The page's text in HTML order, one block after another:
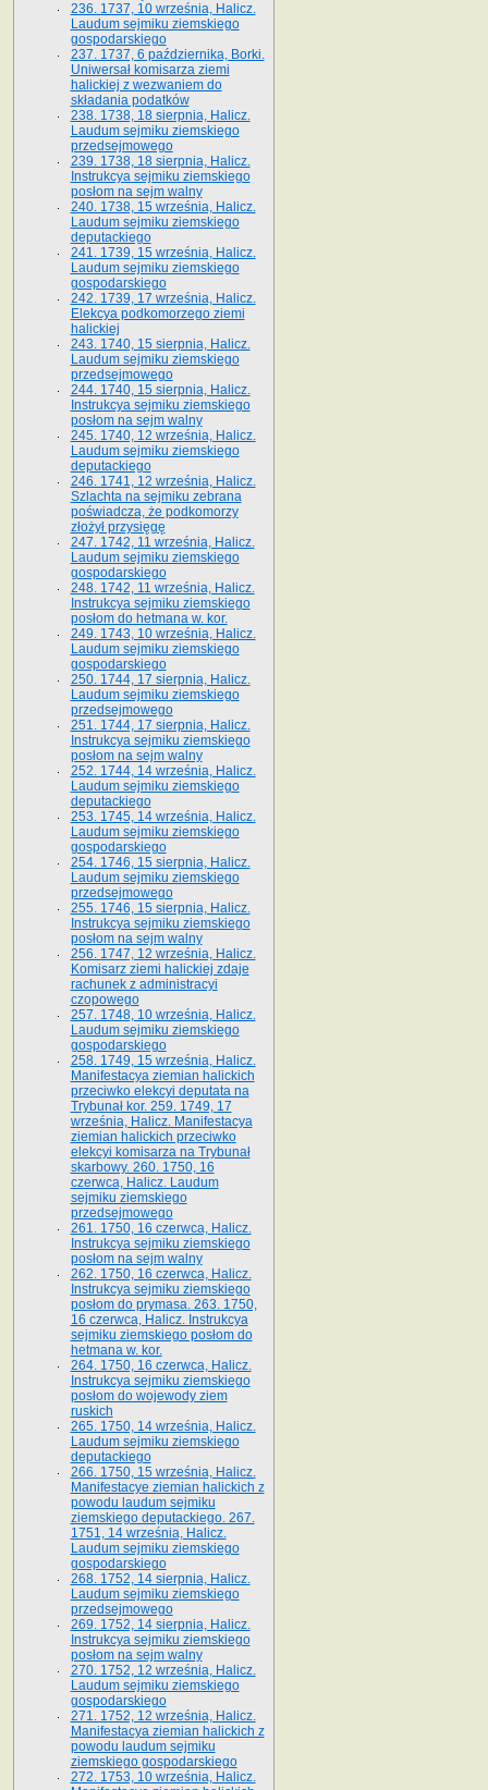
236. 1737, 10 września, Halicz.
Laudum sejmiku ziemskiego
gospodarskiego
237. 1737, 6 października, Borki.
Uniwersał komisarza ziemi
halickiej z wezwaniem do
składania podatków
238. 1738, 18 sierpnia, Halicz.
Laudum sejmiku ziemskiego
przedsejmowego
239. 1738, 18 sierpnia, Halicz.
Instrukcya sejmiku ziemskiego
posłom na sejm walny
240. 1738, 15 września, Halicz.
Laudum sejmiku ziemskiego
deputackiego
241. 1739, 15 września, Halicz.
Laudum sejmiku ziemskiego
gospodarskiego
242. 1739, 17 września, Halicz.
Elekcya podkomorzego ziemi
halickiej
243. 1740, 15 sierpnia, Halicz.
Laudum sejmiku ziemskiego
przedsejmowego
244. 1740, 15 sierpnia, Halicz.
Instrukcya sejmiku ziemskiego
posłom na sejm walny
245. 1740, 12 września, Halicz.
Laudum sejmiku ziemskiego
deputackiego
246. 1741, 12 września, Halicz.
Szlachta na sejmiku zebrana
poświadcza, że podkomorzy
złożył przysięgę
247. 1742, 11 września, Halicz.
Laudum sejmiku ziemskiego
gospodarskiego
248. 1742, 11 września, Halicz.
Instrukcya sejmiku ziemskiego
posłom do hetmana w. kor.
249. 1743, 10 września, Halicz.
Laudum sejmiku ziemskiego
gospodarskiego
250. 1744, 17 sierpnia, Halicz.
Laudum sejmiku ziemskiego
przedsejmowego
251. 1744, 17 sierpnia, Halicz.
Instrukcya sejmiku ziemskiego
posłom na sejm walny
252. 1744, 14 września, Halicz.
Laudum sejmiku ziemskiego
deputackiego
253. 1745, 14 września, Halicz.
Laudum sejmiku ziemskiego
gospodarskiego
254. 1746, 15 sierpnia, Halicz.
Laudum sejmiku ziemskiego
przedsejmowego
255. 1746, 15 sierpnia, Halicz.
Instrukcya sejmiku ziemskiego
posłom na sejm walny
256. 1747, 12 września, Halicz.
Komisarz ziemi halickiej zdaje
rachunek z administracyi
czopowego
257. 1748, 10 września, Halicz.
Laudum sejmiku ziemskiego
gospodarskiego
258. 1749, 15 września, Halicz.
Manifestacya ziemian halickich
przeciwko elekcyi deputata na
Trybunał kor. 259. 1749, 17
września, Halicz. Manifestacya
ziemian halickich przeciwko
elekcyi komisarza na Trybunał
skarbowy. 260. 1750, 16
czerwca, Halicz. Laudum
sejmiku ziemskiego
przedsejmowego
261. 1750, 16 czerwca, Halicz.
Instrukcya sejmiku ziemskiego
posłom na sejm walny
262. 1750, 16 czerwca, Halicz.
Instrukcya sejmiku ziemskiego
posłom do prymasa. 263. 1750,
16 czerwca, Halicz. Instrukcya
sejmiku ziemskiego posłom do
hetmana w. kor.
264. 1750, 16 czerwca, Halicz.
Instrukcya sejmiku ziemskiego
posłom do wojewody ziem
ruskich
265. 1750, 14 września, Halicz.
Laudum sejmiku ziemskiego
deputackiego
266. 1750, 15 września, Halicz.
Manifestacye ziemian halickich z
powodu laudum sejmiku
ziemskiego deputackiego. 267.
1751, 14 września, Halicz.
Laudum sejmiku ziemskiego
gospodarskiego
268. 1752, 14 sierpnia, Halicz.
Laudum sejmiku ziemskiego
przedsejmowego
269. 1752, 14 sierpnia, Halicz.
Instrukcya sejmiku ziemskiego
posłom na sejm walny
270. 1752, 12 września, Halicz.
Laudum sejmiku ziemskiego
gospodarskiego
271. 1752, 12 września, Halicz.
Manifestacya ziemian halickich z
powodu laudum sejmiku
ziemskiego gospodarskiego
272. 1753, 10 września, Halicz.